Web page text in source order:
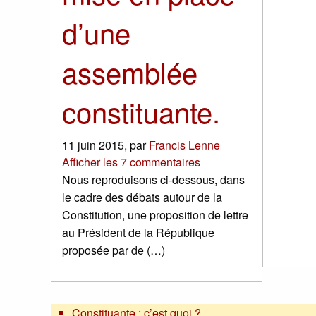
d’une
assemblée
constituante.
11 juin 2015, parFrancis Lenne
Afficher les 7 commentaires
Nous reproduisons ci-dessous, dans
le cadre des débats autour de la
Constitution, une proposition de lettre
au Président de la République
proposée par de (…)